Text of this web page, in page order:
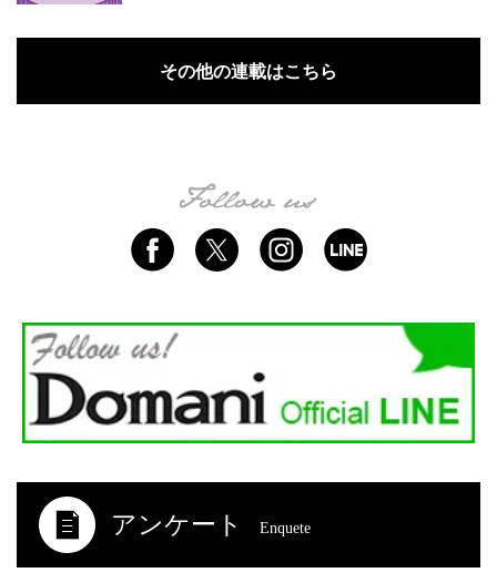
その他の連載はこちら
アンケート Enquete